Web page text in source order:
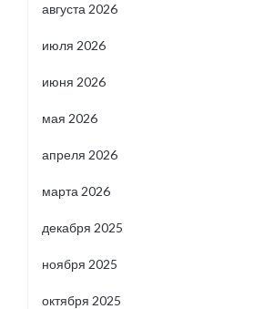
августа 2026
июля 2026
июня 2026
мая 2026
апреля 2026
марта 2026
декабря 2025
ноября 2025
октября 2025